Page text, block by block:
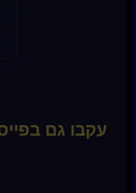
עקבו גם